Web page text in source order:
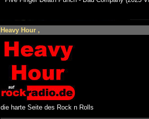
Heavy Hour ,
die harte Seite des Rock n Rolls